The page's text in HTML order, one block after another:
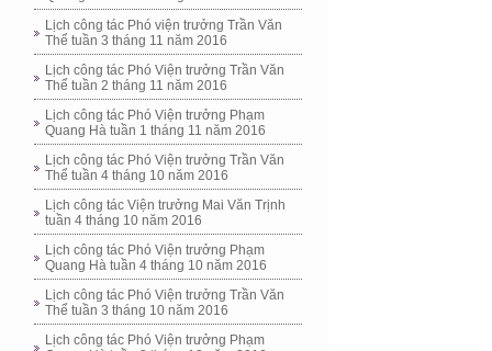
Lịch công tác Phó viện trưởng Trần Văn
Thể tuần 3 tháng 11 năm 2016
Lịch công tác Phó Viện trưởng Trần Văn
Thể tuần 2 tháng 11 năm 2016
Lịch công tác Phó Viện trưởng Phạm
Quang Hà tuần 1 tháng 11 năm 2016
Lịch công tác Phó Viện trưởng Trần Văn
Thể tuần 4 tháng 10 năm 2016
Lịch công tác Viện trưởng Mai Văn Trịnh
tuần 4 tháng 10 năm 2016
Lịch công tác Phó Viện trưởng Phạm
Quang Hà tuần 4 tháng 10 năm 2016
Lịch công tác Phó Viện trưởng Trần Văn
Thể tuần 3 tháng 10 năm 2016
Lịch công tác Phó Viện trưởng Phạm